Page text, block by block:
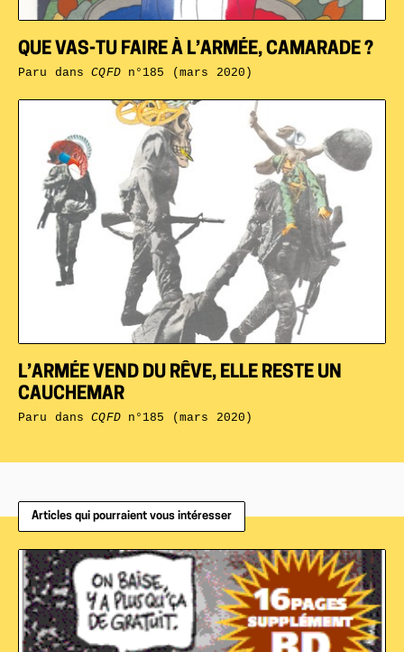
L’ARMÉE VEND DU RÊVE, ELLE RESTE UN
CAUCHEMAR
Paru dansCQFDn°185 (mars 2020)
QUE VAS-TU FAIRE À L’ARMÉE, CAMARADE ?
Paru dansCQFDn°185 (mars 2020)
Articles qui pourraient vous intéresser